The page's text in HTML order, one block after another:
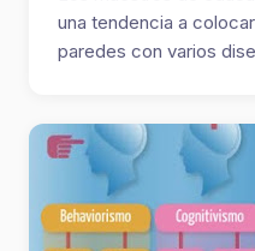
una tendencia a
paredes con varios